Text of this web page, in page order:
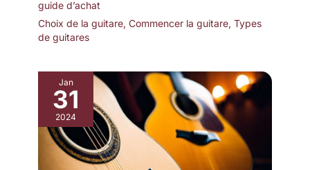
guide d’achat
Choix de la guitare, Commencer la guitare, Types
de guitares
Jan
31
2024